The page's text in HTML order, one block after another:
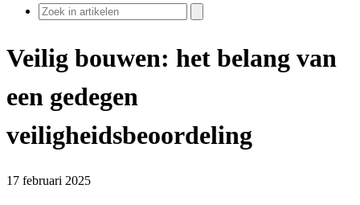
Veilig bouwen: het belang van
een gedegen
veiligheidsbeoordeling
17 februari 2025